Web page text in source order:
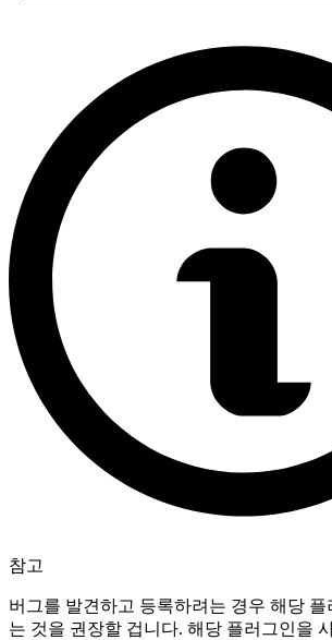
참고
버그를 발견하고 등록하려는 경우 해당
는 것을 권장할 겁니다. 해당 플러그인을